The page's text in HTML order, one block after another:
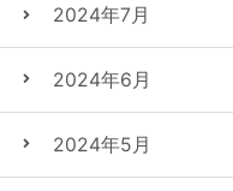
2024年7月
2024年6月
2024年5月